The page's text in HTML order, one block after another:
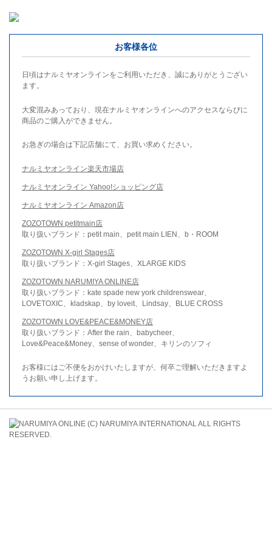
お客様各位
日頃はナルミヤオンラインをご利用いただき、誠にありがとうござい
ます。
大変混みあっており、現在ナルミヤオンラインへのアクセスならびに
商品のご購入ができません。
お急ぎの場合は下記店舗にて、お買い求めください。
ナルミヤオンライン楽天市場店
ナルミヤオンライン Yahoo!ショッピング店
ナルミヤオンライン Amazon店
ZOZOTOWN petitmain店
取り扱いブランド：petit main、petit main LIEN、b・ROOM
ZOZOTOWN X-girl Stages店
取り扱いブランド：X-girl Stages、XLARGE KIDS
ZOZOTOWN NARUMIYA ONLINE店
取り扱いブランド：kate spade new york childrenswear、
LOVETOXIC、kladskap、by loveit、Lindsay、BLUE CROSS
ZOZOTOWN LOVE&PEACE&MONEY店
取り扱いブランド：After the rain、babycheer、
Love&Peace&Money、sense of wonder、キリンのソフィ
お客様にはご不便をおかけいたしますが、何卒ご理解いただきますよ
うお願い申し上げます。